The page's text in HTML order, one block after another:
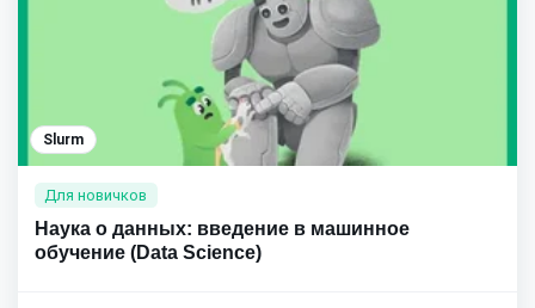
Slurm
Для новичков
Наука о данных: введение в машинное
обучение (Data Science)